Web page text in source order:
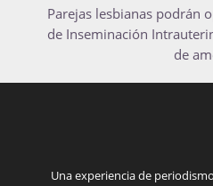
Parejas lesbianas podrán
de Inseminación
de
Una experiencia de